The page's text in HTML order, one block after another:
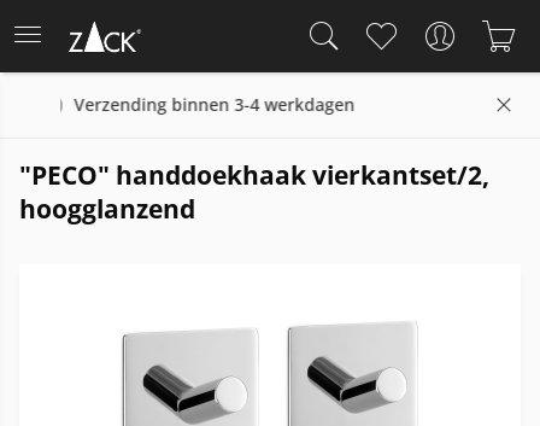
3-4 werkdagen 14 dagen
"PECO" handdoekhaak vierkantset/2,
hoogglanzend